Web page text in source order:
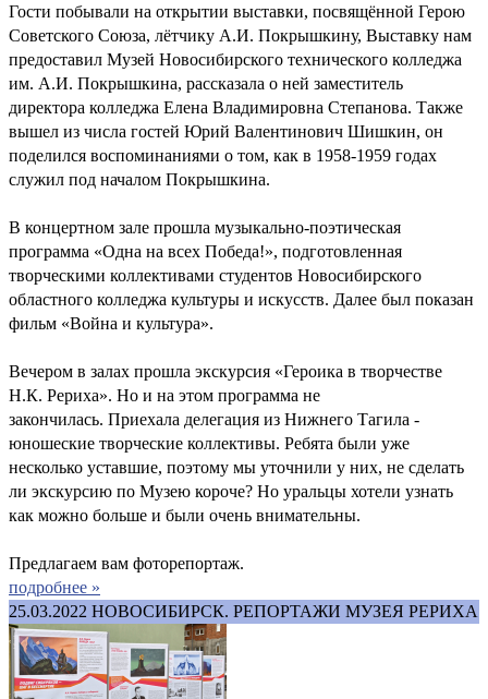
Гости побывали на открытии выставки, посвящённой Герою
Советского Союза, лётчику А.И. Покрышкину, Выставку нам
предоставил Музей Новосибирского технического колледжа
им. А.И. Покрышкина, рассказала о ней заместитель
директора колледжа Елена Владимировна Степанова. Также
вышел из числа гостей Юрий Валентинович Шишкин, он
поделился воспоминаниями о том, как в 1958-1959 годах
служил под началом Покрышкина.
В концертном зале прошла музыкально-поэтическая
программа «Одна на всех Победа!», подготовленная
творческими коллективами студентов Новосибирского
областного колледжа культуры и искусств. Далее был показан
фильм «Война и культура».
Вечером в залах прошла экскурсия «Героика в творчестве
Н.К. Рериха». Но и на этом программа не
закончилась. Приехала делегация из Нижнего Тагила -
юношеские творческие коллективы. Ребята были уже
несколько уставшие, поэтому мы уточнили у них, не сделать
ли экскурсию по Музею короче? Но уральцы хотели узнать
как можно больше и были очень внимательны.
Предлагаем вам фоторепортаж.
подробнее »
25.03.2022 НОВОСИБИРСК. РЕПОРТАЖИ МУЗЕЯ РЕРИХА